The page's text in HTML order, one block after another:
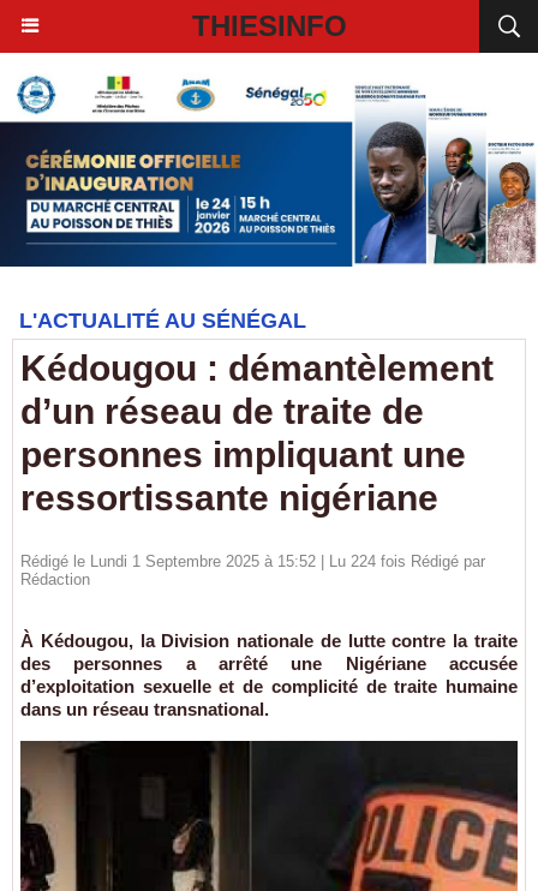
THIESINFO
L'ACTUALITÉ AU SÉNÉGAL
Kédougou : démantèlement
d’un réseau de traite de
personnes impliquant une
ressortissante nigériane
Rédigé le Lundi 1 Septembre 2025 à 15:52 | Lu 224 fois Rédigé par
Rédaction
À Kédougou, la Division nationale de lutte contre la traite
des personnes a arrêté une Nigériane accusée
d’exploitation sexuelle et de complicité de traite humaine
dans un réseau transnational.